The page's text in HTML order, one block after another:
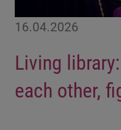
16.04.2026
Living
each other,